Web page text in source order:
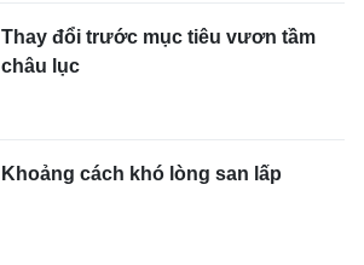
Thay đổi trước mục tiêu vươn tầm
châu lục
Khoảng cách khó lòng san lấp